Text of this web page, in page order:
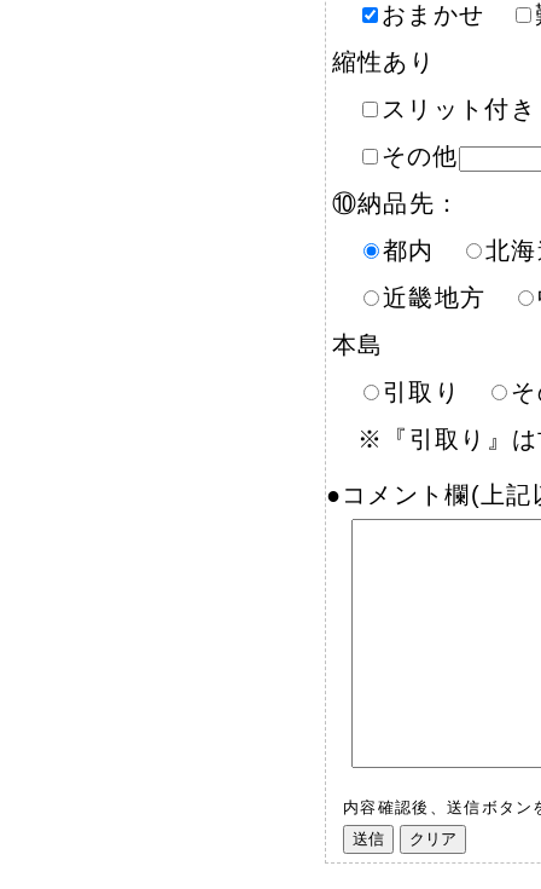
おまかせ
縮性あり
スリット付
その他
⑩納品先：
都内
北
近畿地方
本島
引取り
※『引取り』は
●コメント欄(上記
内容確認後、送信ボタン